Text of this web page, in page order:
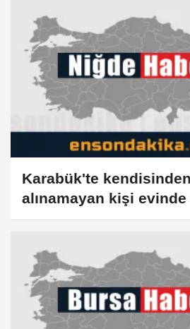
Karabük'te
alınamayan kişi